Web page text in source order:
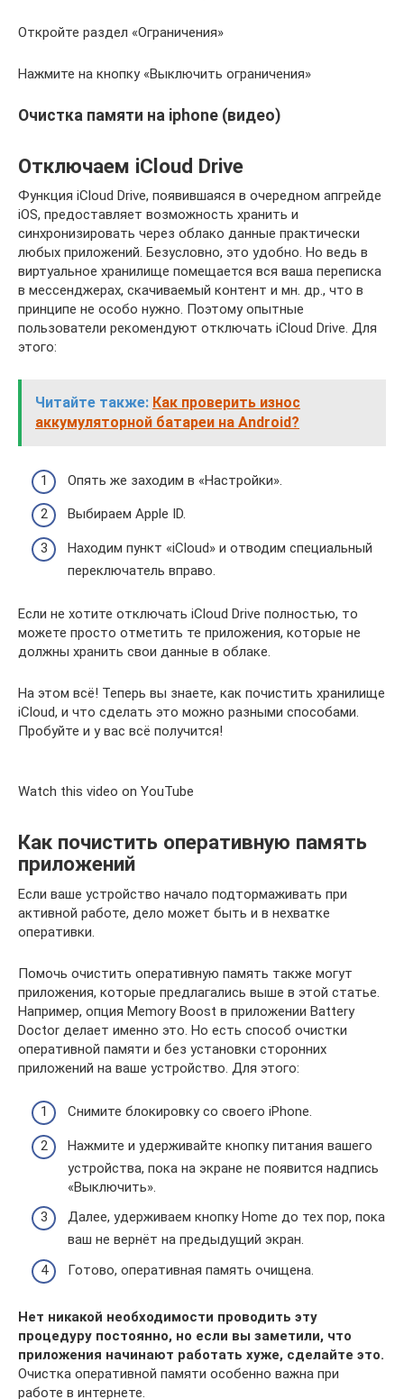
Откройте раздел «Ограничения»
Нажмите на кнопку «Выключить ограничения»
Очистка памяти на iphone (видео)
Отключаем iCloud Drive
Функция iCloud Drive, появившаяся в очередном апгрейде
iOS, предоставляет возможность хранить и
синхронизировать через облако данные практически
любых приложений. Безусловно, это удобно. Но ведь в
виртуальное хранилище помещается вся ваша переписка
в мессенджерах, скачиваемый контент и мн. др., что в
принципе не особо нужно. Поэтому опытные
пользователи рекомендуют отключать iCloud Drive. Для
этого:
Читайте также: Как проверить износ
аккумуляторной батареи на Android?
Опять же заходим в «Настройки».
Выбираем Apple ID.
Находим пункт «iCloud» и отводим специальный
переключатель вправо.
Если не хотите отключать iCloud Drive полностью, то
можете просто отметить те приложения, которые не
должны хранить свои данные в облаке.
На этом всё! Теперь вы знаете, как почистить хранилище
iCloud, и что сделать это можно разными способами.
Пробуйте и у вас всё получится!
Watch this video on YouTube
Как почистить оперативную память
приложений
Если ваше устройство начало подтормаживать при
активной работе, дело может быть и в нехватке
оперативки.
Помочь очистить оперативную память также могут
приложения, которые предлагались выше в этой статье.
Например, опция Memory Boost в приложении Battery
Doctor делает именно это. Но есть способ очистки
оперативной памяти и без установки сторонних
приложений на ваше устройство. Для этого:
Снимите блокировку со своего iPhone.
Нажмите и удерживайте кнопку питания вашего
устройства, пока на экране не появится надпись
«Выключить».
Далее, удерживаем кнопку Home до тех пор, пока
ваш не вернёт на предыдущий экран.
Готово, оперативная память очищена.
Нет никакой необходимости проводить эту
процедуру постоянно, но если вы заметили, что
приложения начинают работать хуже, сделайте это.
Очистка оперативной памяти особенно важна при
работе в интернете.